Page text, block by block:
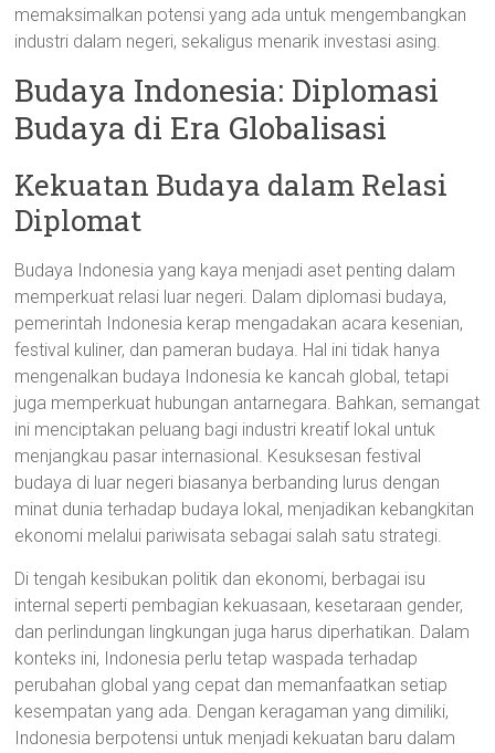
memaksimalkan potensi yang ada untuk mengembangkan
industri dalam negeri, sekaligus menarik investasi asing.
Budaya Indonesia: Diplomasi
Budaya di Era Globalisasi
Kekuatan Budaya dalam Relasi
Diplomat
Budaya Indonesia yang kaya menjadi aset penting dalam
memperkuat relasi luar negeri. Dalam diplomasi budaya,
pemerintah Indonesia kerap mengadakan acara kesenian,
festival kuliner, dan pameran budaya. Hal ini tidak hanya
mengenalkan budaya Indonesia ke kancah global, tetapi
juga memperkuat hubungan antarnegara. Bahkan, semangat
ini menciptakan peluang bagi industri kreatif lokal untuk
menjangkau pasar internasional. Kesuksesan festival
budaya di luar negeri biasanya berbanding lurus dengan
minat dunia terhadap budaya lokal, menjadikan kebangkitan
ekonomi melalui pariwisata sebagai salah satu strategi.
Di tengah kesibukan politik dan ekonomi, berbagai isu
internal seperti pembagian kekuasaan, kesetaraan gender,
dan perlindungan lingkungan juga harus diperhatikan. Dalam
konteks ini, Indonesia perlu tetap waspada terhadap
perubahan global yang cepat dan memanfaatkan setiap
kesempatan yang ada. Dengan keragaman yang dimiliki,
Indonesia berpotensi untuk menjadi kekuatan baru dalam